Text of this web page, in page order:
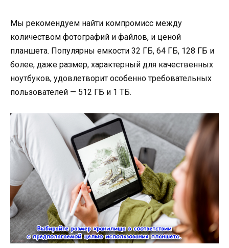
Мы рекомендуем найти компромисс между
количеством фотографий и файлов, и ценой
планшета. Популярны емкости 32 ГБ, 64 ГБ, 128 ГБ и
более, даже размер, характерный для качественных
ноутбуков, удовлетворит особенно требовательных
пользователей — 512 ГБ и 1 ТБ.